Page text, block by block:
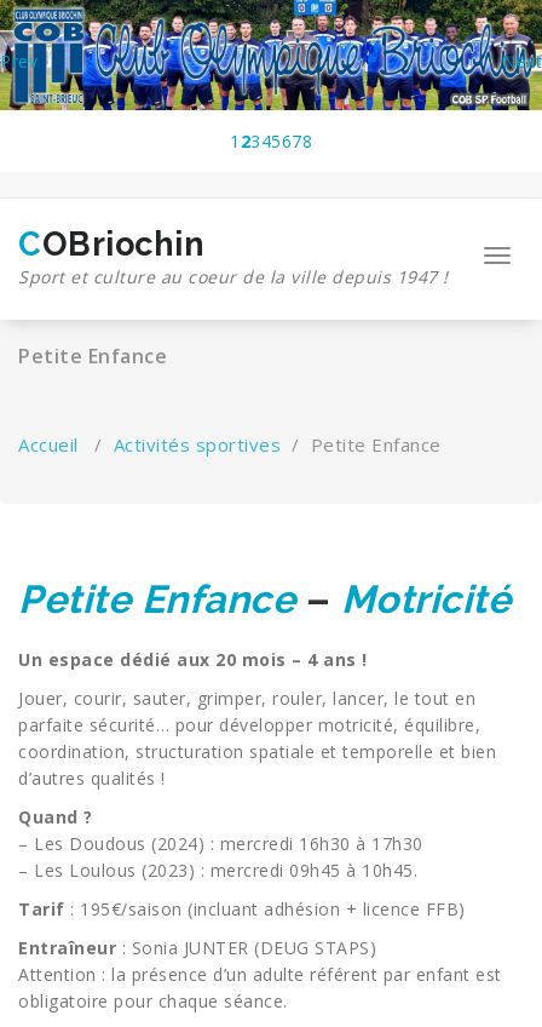
Aller
au
contenu
Prev Next
1 2345678
COBriochin
Sport et culture au coeur de la ville depuis 1947 !
Petite Enfance
Accueil / Activités sportives / Petite Enfance
Petite Enfance – Motricité
Un espace dédié aux 20 mois – 4 ans !
Jouer, courir, sauter, grimper, rouler, lancer, le tout en
parfaite sécurité… pour développer motricité, équilibre,
coordination, structuration spatiale et temporelle et bien
d’autres qualités !
Quand ?
– Les Doudous (2024) : mercredi 16h30 à 17h30
– Les Loulous (2023) : mercredi 09h45 à 10h45.
Tarif : 195€/saison (incluant adhésion + licence FFB)
Entraîneur : Sonia JUNTER (DEUG STAPS)
Attention : la présence d’un adulte référent par enfant est
obligatoire pour chaque séance.